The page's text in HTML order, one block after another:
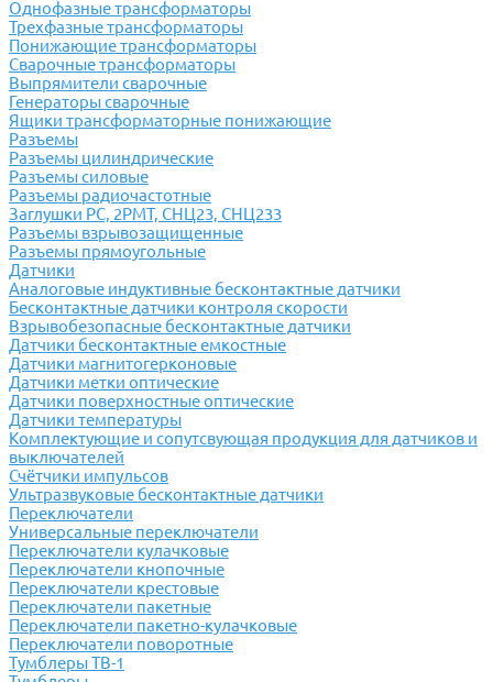
Однофазные трансформаторы
Трехфазные трансформаторы
Понижающие трансформаторы
Сварочные трансформаторы
Выпрямители сварочные
Генераторы сварочные
Ящики трансформаторные понижающие
Разъемы
Разъемы цилиндрические
Разъемы силовые
Разъемы радиочастотные
Заглушки РС, 2РМТ, СНЦ23, СНЦ233
Разъемы взрывозащищенные
Разъемы прямоугольные
Датчики
Аналоговые индуктивные бесконтактные датчики
Бесконтактные датчики контроля скорости
Взрывобезопасные бесконтактные датчики
Датчики бесконтактные емкостные
Датчики магнитогерконовые
Датчики метки оптические
Датчики поверхностные оптические
Датчики температуры
Комплектующие и сопутсвующая продукция для датчиков и
выключателей
Счётчики импульсов
Ультразвуковые бесконтактные датчики
Переключатели
Универсальные переключатели
Переключатели кулачковые
Переключатели кнопочные
Переключатели крестовые
Переключатели пакетные
Переключатели пакетно-кулачковые
Переключатели поворотные
Тумблеры ТВ-1